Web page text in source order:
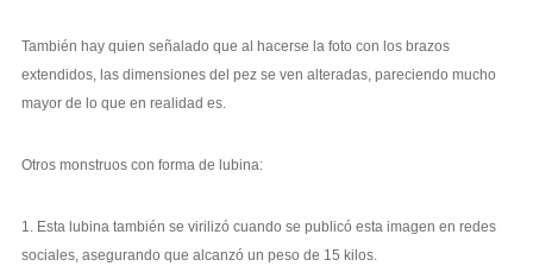
También hay quien señalado que al hacerse la foto con los brazos
extendidos, las dimensiones del pez se ven alteradas, pareciendo mucho
mayor de lo que en realidad es.
Otros monstruos con forma de lubina:
1. Esta lubina también se virilizó cuando se publicó esta imagen en redes
sociales, asegurando que alcanzó un peso de 15 kilos.